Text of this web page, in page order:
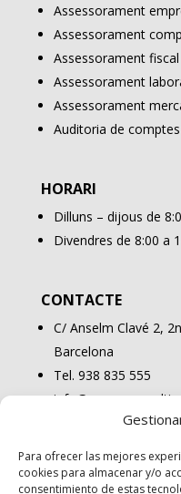
Para ofrecer las mejores
cookies para almacenar y/o
consentimiento de estas
Assessorament
Assessorament
Assessorament fiscal
Assessorament
Assessorament
Auditoria de
HORARI
Dilluns – dijous de
Divendres de 8:00 a
CONTACTE
C/ Anselm Clavé 2,
Barcelona
Tel. 938 835 555